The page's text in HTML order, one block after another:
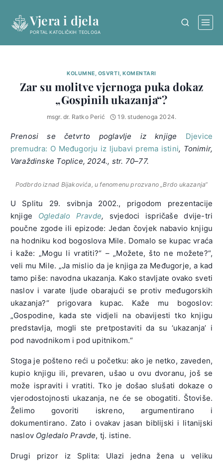
content
Vjera i djela
PORTAL KATOLIČKIH TEOLOGA
KOLUMNE, OSVRTI, KOMENTARI
Zar su molitve vjernoga puka dokaz
„Gospinih ukazanja“?
msgr. dr. Ratko Perić 19. studenoga 2024.
Prenosi se četvrto poglavlje iz knjige Djevice
premudra: O Međugorju iz ljubavi prema istini, Tonimir,
Varaždinske Toplice, 2024., str. 70–77.
Podbrdo iznad Bijakovića, u fenomenu prozvano „Brdo ukazanja“
U Splitu 29. svibnja 2002., prigodom prezentacije
knjige Ogledalo Pravde, svjedoci ispričaše dvije-tri
poučne zgode ili epizode: Jedan čovjek nabavio knjigu
na hodniku kod bogoslova Mile. Domalo se kupac vraća
i kaže: „Mogu li vratiti?“ – „Možete, što ne možete?“,
veli mu Mile. „Ja mislio da je knjiga za Međugorje, a kad
tamo piše: navodna ukazanja. Kako stavljate ovako sveti
naslov i varate ljude obarajući se protiv međugorskih
ukazanja?“ prigovara kupac. Kaže mu bogoslov:
„Gospodine, kada ste vidjeli na obavijesti tko knjigu
predstavlja, mogli ste pretpostaviti da su ‘ukazanja’ i
pod navodnikom i pod upitnikom.“
Stoga je pošteno reći u početku: ako je netko, zaveden,
kupio knjigu ili, prevaren, ušao u ovu dvoranu, još se
može ispraviti i vratiti. Tko je došao slušati dokaze o
vjerodostojnosti ukazanja, ne će se obogatiti. Štoviše.
Želimo govoriti iskreno, argumentirano i
dokumentirano. Zato i ovakav jasan biblijski i litanijski
naslov Ogledalo Pravde, tj. istine.
Drugi prizor iz Splita: Ulazi jedna žena u veliku